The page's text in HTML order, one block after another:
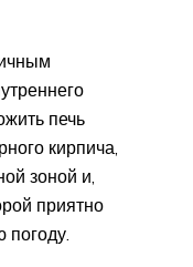
печь
кирпича,
зоной и,
приятно
погоду.